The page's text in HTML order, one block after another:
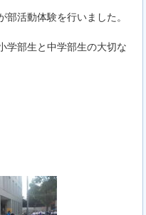
活動体験を行いました。
学部生と中学部生の大切な